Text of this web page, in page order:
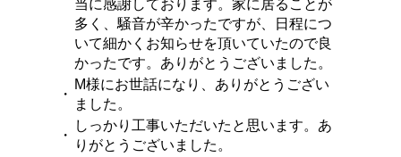
当に感謝しております。家に居ることが
多く、騒音が辛かったですが、日程につ
いて細かくお知らせを頂いていたので良
かったです。ありがとうございました。
・
M様にお世話になり、ありがとうござい
ました。
・
しっかり工事いただいたと思います。あ
りがとうございました。